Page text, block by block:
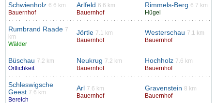
Schwienholz 6.6 km
Bauernhof
Arlfeld 6.6 km
Bauernhof
Rimmels-Berg 6.7 km
Hügel
Rumbrand Raade 7
km
Wälder
Jörtle 7.1 km
Bauernhof
Westerschau 7.1 km
Bauernhof
Büschau 7.2 km
Örtlichkeit
Neukrug 7.2 km
Bauernhof
Hochholz 7.6 km
Bauernhof
Schleswigsche
Geest 7.6 km
Bereich
Arl 7.6 km
Bauernhof
Gravenstein 8 km
Bauernhof